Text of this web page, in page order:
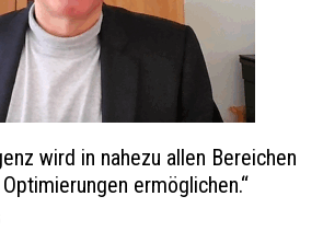
wird in nahezu allen Bereichen
ermöglichen.“